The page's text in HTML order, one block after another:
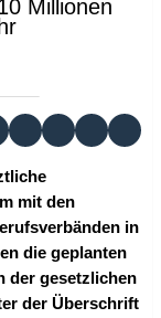
Millionen
mit den
in
die geplanten
der gesetzlichen
der Überschrift